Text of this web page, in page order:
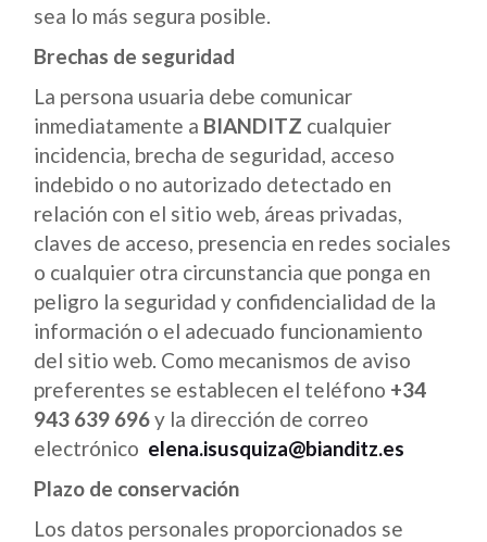
sea lo más segura posible.
Brechas de seguridad
La persona usuaria debe comunicar
inmediatamente a BIANDITZ cualquier
incidencia, brecha de seguridad, acceso
indebido o no autorizado detectado en
relación con el sitio web, áreas privadas,
claves de acceso, presencia en redes sociales
o cualquier otra circunstancia que ponga en
peligro la seguridad y confidencialidad de la
información o el adecuado funcionamiento
del sitio web. Como mecanismos de aviso
preferentes se establecen el teléfono +34
943 639 696y la dirección de correo
electrónico elena.isusquiza@bianditz.es
Plazo de conservación
Los datos personales proporcionados se